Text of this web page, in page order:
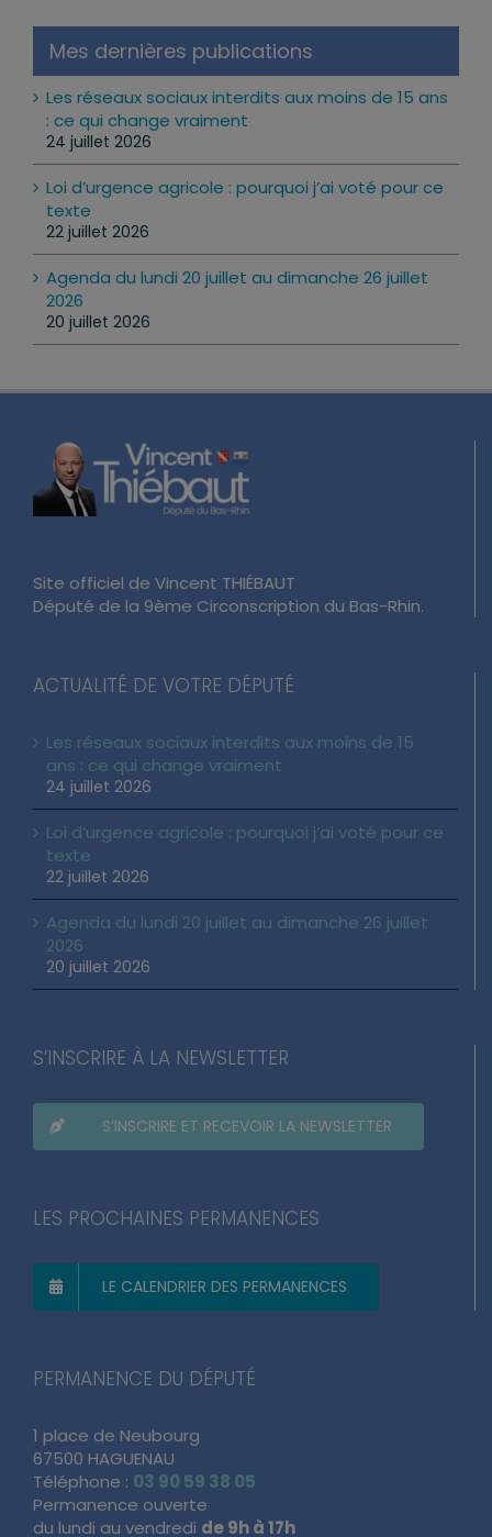
Mes dernières publications
Les réseaux sociaux interdits aux moins de 15 ans
: ce qui change vraiment
24 juillet 2026
Loi d’urgence agricole : pourquoi j’ai voté pour ce
texte
22 juillet 2026
Agenda du lundi 20 juillet au dimanche 26 juillet
2026
20 juillet 2026
Site officiel de Vincent THIÉBAUT
Député de la 9ème Circonscription du Bas-Rhin.
ACTUALITÉ DE VOTRE DÉPUTÉ
Les réseaux sociaux interdits aux moins de 15
ans : ce qui change vraiment
24 juillet 2026
Loi d’urgence agricole : pourquoi j’ai voté pour ce
texte
22 juillet 2026
Agenda du lundi 20 juillet au dimanche 26 juillet
2026
20 juillet 2026
S’INSCRIRE À LA NEWSLETTER
S’INSCRIRE ET RECEVOIR LA NEWSLETTER
LES PROCHAINES PERMANENCES
LE CALENDRIER DES PERMANENCES
PERMANENCE DU DÉPUTÉ
1 place de Neubourg
67500 HAGUENAU
Téléphone : 03 90 59 38 05
Permanence ouverte
du lundi au vendredi de 9h à 17h